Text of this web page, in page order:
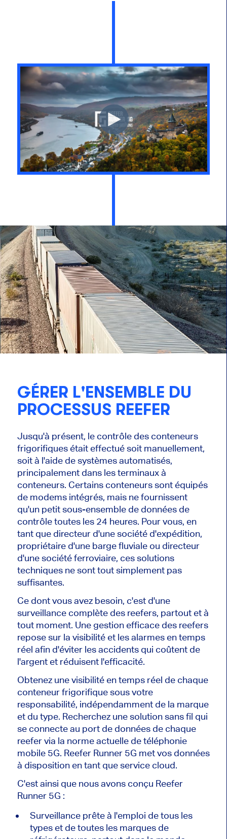
GÉRER L'ENSEMBLE DU
PROCESSUS REEFER
Jusqu'à présent, le contrôle des conteneurs
frigorifiques était effectué soit manuellement,
soit à l'aide de systèmes automatisés,
principalement dans les terminaux à
conteneurs. Certains conteneurs sont équipés
de modems intégrés, mais ne fournissent
qu'un petit sous-ensemble de données de
contrôle toutes les 24 heures. Pour vous, en
tant que directeur d'une société d'expédition,
propriétaire d'une barge fluviale ou directeur
d'une société ferroviaire, ces solutions
techniques ne sont tout simplement pas
suffisantes.
Ce dont vous avez besoin, c'est d'une
surveillance complète des reefers, partout et à
tout moment. Une gestion efficace des reefers
repose sur la visibilité et les alarmes en temps
réel afin d'éviter les accidents qui coûtent de
l'argent et réduisent l'efficacité.
Obtenez une visibilité en temps réel de chaque
conteneur frigorifique sous votre
responsabilité, indépendamment de la marque
et du type. Recherchez une solution sans fil qui
se connecte au port de données de chaque
reefer via la norme actuelle de téléphonie
mobile 5G. Reefer Runner 5G met vos données
à disposition en tant que service cloud.
C'est ainsi que nous avons conçu Reefer
Runner 5G :
Surveillance prête à l'emploi de tous les
types et de toutes les marques de